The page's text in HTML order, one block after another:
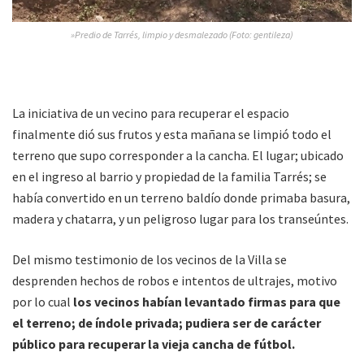
»Predio de Tarrés, limpio y desmalezado (Foto: gentileza)
La iniciativa de un vecino para recuperar el espacio
finalmente dió sus frutos y esta mañana se limpió todo el
terreno que supo corresponder a la cancha. El lugar; ubicado
en el ingreso al barrio y propiedad de la familia Tarrés; se
había convertido en un terreno baldío donde primaba basura,
madera y chatarra, y un peligroso lugar para los transeúntes.
Del mismo testimonio de los vecinos de la Villa se
desprenden hechos de robos e intentos de ultrajes, motivo
por lo cual los vecinos habían levantado firmas para que
el terreno; de índole privada; pudiera ser de carácter
público para recuperar la vieja cancha de fútbol.